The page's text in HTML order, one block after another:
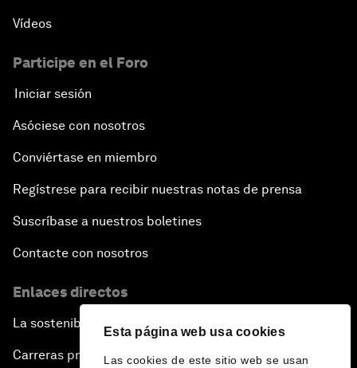
Esta página web usa cookies
Las cookies de este sitio web se usan
Vídeos
Participe en el Foro
Iniciar sesión
Asóciese con nosotros
Conviértase en miembro
Regístrese para recibir nuestras notas de prensa
Suscríbase a nuestros boletines
Contacte con nosotros
Enlaces directos
La sostenibilidad en el Foro
Carreras profesionales